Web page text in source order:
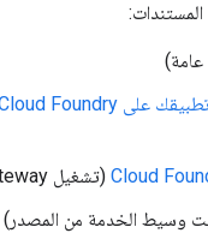
عامة)
(تشغيل Edge Microgateway في Cloud Foundry)
وسيط الخدمة من المصدر)